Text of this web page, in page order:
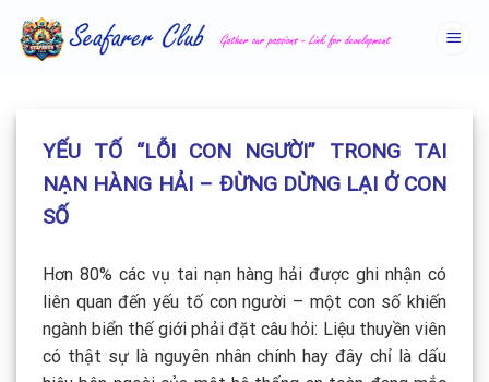
content
YẾU TỐ “LỖI CON NGƯỜI” TRONG TAI
NẠN HÀNG HẢI – ĐỪNG DỪNG LẠI Ở CON
SỐ
Hơn 80% các vụ tai nạn hàng hải được ghi nhận có
liên quan đến yếu tố con người – một con số khiến
ngành biển thế giới phải đặt câu hỏi: Liệu thuyền viên
có thật sự là nguyên nhân chính hay đây chỉ là dấu